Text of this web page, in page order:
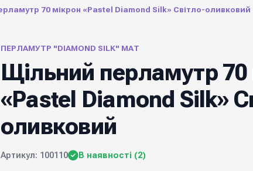
70 мікрон «Pastel Diamond Silk» Світло-оливковий
ПЕРЛАМУТР "DIAMOND SILK" МАТ
Щільний перламутр 70
«Pastel Diamond Silk»
оливковий
Артикул: 100110 В наявності (2)